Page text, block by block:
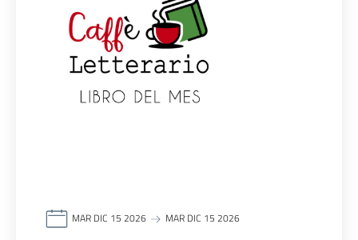
MAR DIC 15 2026 MAR DIC 15 2026